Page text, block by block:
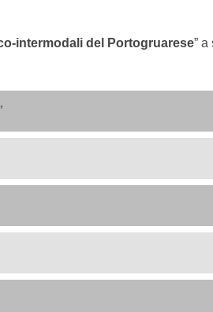
intermodali del Portogruarese”